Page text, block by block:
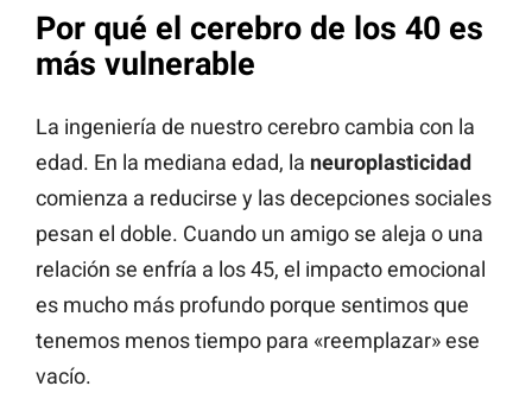
Por qué el cerebro de los 40 es
más vulnerable
La ingeniería de nuestro cerebro cambia con la
edad. En la mediana edad, la neuroplasticidad
comienza a reducirse y las decepciones sociales
pesan el doble. Cuando un amigo se aleja o una
relación se enfría a los 45, el impacto emocional
es mucho más profundo porque sentimos que
tenemos menos tiempo para «reemplazar» ese
vacío.